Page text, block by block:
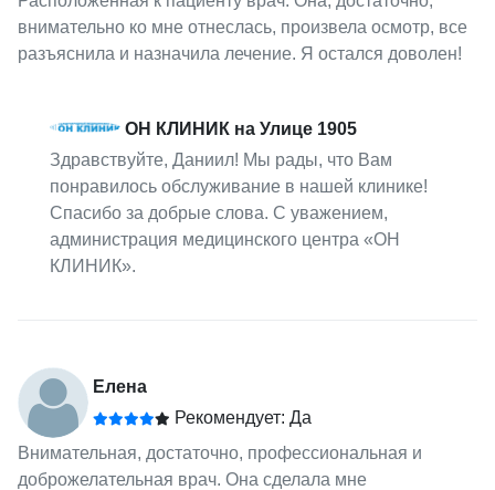
внимательно ко мне отнеслась, произвела осмотр, все
разъяснила и назначила лечение. Я остался доволен!
ОН КЛИНИК на Улице 1905
Здравствуйте, Даниил! Мы рады, что Вам
понравилось обслуживание в нашей клинике!
Спасибо за добрые слова. С уважением,
администрация медицинского центра «ОН
КЛИНИК».
Елена
Рекомендует: Да
Внимательная, достаточно, профессиональная и
доброжелательная врач. Она сделала мне